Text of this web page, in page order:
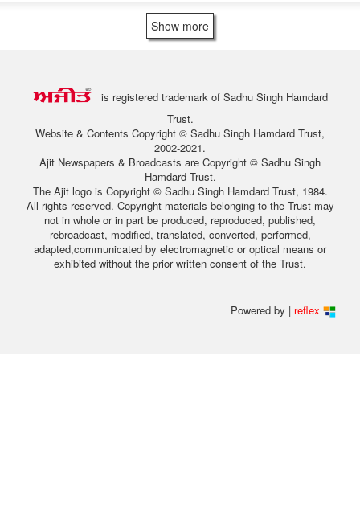
Show more
is registered trademark of Sadhu Singh Hamdard
Trust.
Website & Contents Copyright © Sadhu Singh Hamdard Trust,
2002-2021.
Ajit Newspapers & Broadcasts are Copyright © Sadhu Singh
Hamdard Trust.
The Ajit logo is Copyright © Sadhu Singh Hamdard Trust, 1984.
All rights reserved. Copyright materials belonging to the Trust may
not in whole or in part be produced, reproduced, published,
rebroadcast, modified, translated, converted, performed,
adapted,communicated by electromagnetic or optical means or
exhibited without the prior written consent of the Trust.
Powered by | reflex